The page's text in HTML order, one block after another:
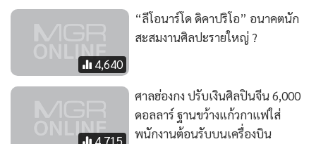
4,640
“ลีโอนาร์โด ดิคาปริโอ” อนาคตนัก
สะสมงานศิลปะรายใหญ่ ?
4,715
ศาลฮ่องกง ปรับเงินศิลปินจีน 6,000
ดอลลาร์ ฐานขว้างแก้วกาแฟใส่
พนักงานต้อนรับบนเครื่องบิน